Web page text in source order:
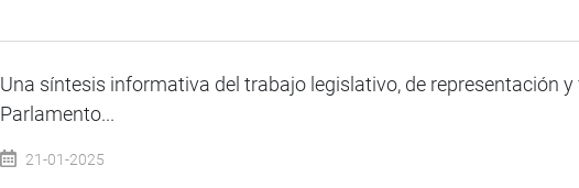
Una síntesis informativa del trabajo legislativo, de representación y
Parlamento...
21-01-2025